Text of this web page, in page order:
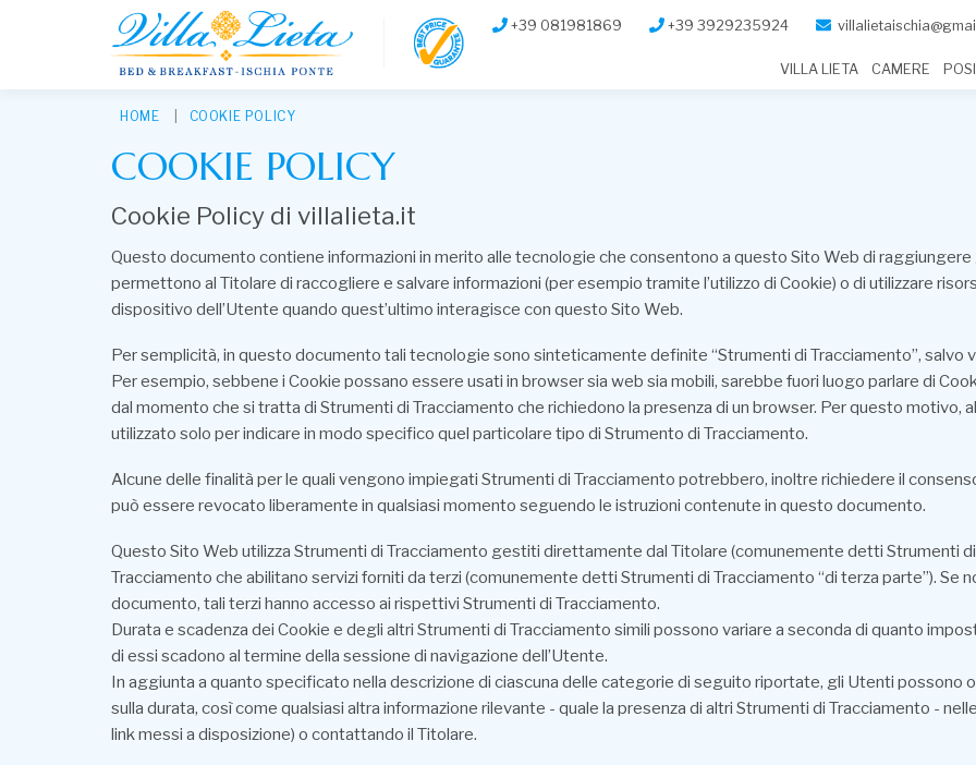
+39 081981869 +39 3929235924
VILLA LIETA CAMERE
HOME COOKIE POLICY
COOKIE POLICY
Cookie Policy di villalieta.it
Questo documento contiene informazioni in merito alle tecnologie che consentono a questo Sito Web di
permettono al Titolare di raccogliere e salvare informazioni (per esempio tramite l’utilizzo di Cookie) o di utilizzare
dispositivo dell’Utente quando quest’ultimo interagisce con questo Sito Web.
Per semplicità, in questo documento tali tecnologie sono sinteticamente definite “Strumenti di Tracciamento”, salvo
Per esempio, sebbene i Cookie possano essere usati in browser sia web sia mobili, sarebbe fuori luogo parlare di
dal momento che si tratta di Strumenti di Tracciamento che richiedono la presenza di un browser. Per questo motivo,
utilizzato solo per indicare in modo specifico quel particolare tipo di Strumento di Tracciamento.
Alcune delle finalità per le quali vengono impiegati Strumenti di Tracciamento potrebbero, inoltre richiedere il
può essere revocato liberamente in qualsiasi momento seguendo le istruzioni contenute in questo documento.
Questo Sito Web utilizza Strumenti di Tracciamento gestiti direttamente dal Titolare (comunemente detti Strumenti
Tracciamento che abilitano servizi forniti da terzi (comunemente detti Strumenti di Tracciamento “di terza parte”). Se
documento, tali terzi hanno accesso ai rispettivi Strumenti di Tracciamento.
Durata e scadenza dei Cookie e degli altri Strumenti di Tracciamento simili possono variare a seconda di quanto
di essi scadono al termine della sessione di navigazione dell’Utente.
In aggiunta a quanto specificato nella descrizione di ciascuna delle categorie di seguito riportate, gli Utenti
sulla durata, così come qualsiasi altra informazione rilevante - quale la presenza di altri Strumenti di Tracciamento -
link messi a disposizione) o contattando il Titolare.